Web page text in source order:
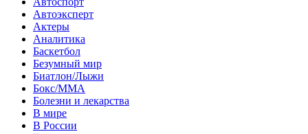
Автоэксперт
Актеры
Аналитика
Баскетбол
Безумный мир
Биатлон/Лыжи
Бокс/MMA
Болезни и лекарства
В мире
В России